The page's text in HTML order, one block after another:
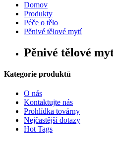
Domov
Produkty
Péče o tělo
Pěnivé tělové mytí
Pěnivé tělové
Kategorie produktů
O nás
Kontaktujte nás
Prohlídka továrny
Nejčastější dotazy
Hot Tags